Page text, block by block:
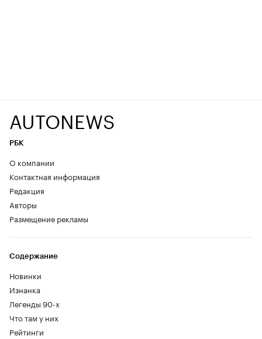
AUTONEWS
РБК
О компании
Контактная информация
Редакция
Авторы
Размещение рекламы
Содержание
Новинки
Изнанка
Легенды 90-х
Что там у них
Рейтинги